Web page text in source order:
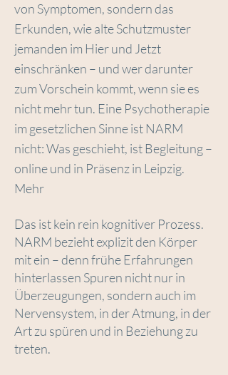
von Symptomen, sondern das
Erkunden, wie alte Schutzmuster
jemanden im Hier und Jetzt
einschränken – und wer darunter
zum Vorschein kommt, wenn sie es
nicht mehr tun. Eine Psychotherapie
im gesetzlichen Sinne ist NARM
nicht: Was geschieht, ist Begleitung –
online und in Präsenz in Leipzig.
Mehr
Das ist kein rein kognitiver Prozess.
NARM bezieht explizit den Körper
mit ein – denn frühe Erfahrungen
hinterlassen Spuren nicht nur in
Überzeugungen, sondern auch im
Nervensystem, in der Atmung, in der
Art zu spüren und in Beziehung zu
treten.